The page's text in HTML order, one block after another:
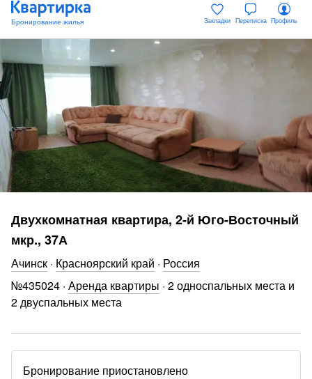
Закладки Переписка Профиль
Двухкомнатная квартира, 2-й Юго-Восточный
мкр., 37А
Ачинск · Красноярский край · Россия
№435024 · Аренда квартиры · 2 односпальных места и
2 двуспальных места
Бронирование приостановлено